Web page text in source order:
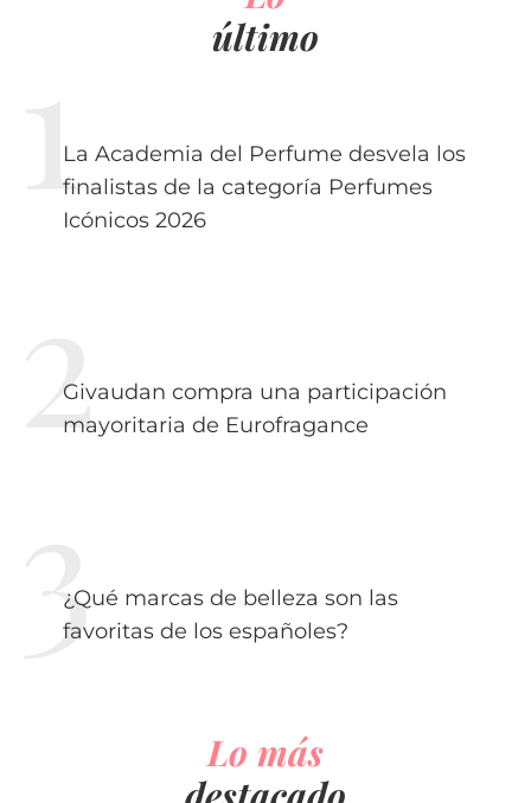
último
La Academia del Perfume desvela los
finalistas de la categoría Perfumes
Icónicos 2026
Givaudan compra una participación
mayoritaria de Eurofragance
¿Qué marcas de belleza son las
favoritas de los españoles?
Lo más